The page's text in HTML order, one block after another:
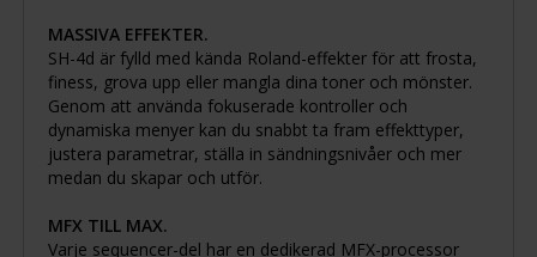
MASSIVA EFFEKTER.
SH-4d är fylld med kända Roland-effekter för att frosta,
finess, grova upp eller mangla dina toner och mönster.
Genom att använda fokuserade kontroller och
dynamiska menyer kan du snabbt ta fram effekttyper,
justera parametrar, ställa in sändningsnivåer och mer
medan du skapar och utför.
MFX TILL MAX.
Varje sequencer-del har en dedikerad MFX-processor